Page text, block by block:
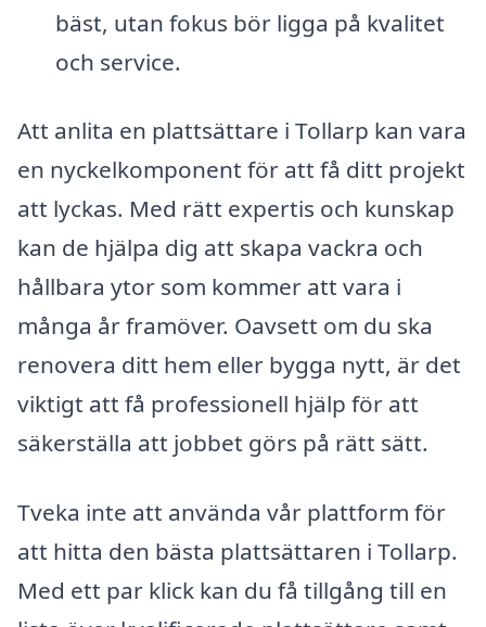
bäst, utan fokus bör ligga på kvalitet
och service.
Att anlita en plattsättare i Tollarp kan vara
en nyckelkomponent för att få ditt projekt
att lyckas. Med rätt expertis och kunskap
kan de hjälpa dig att skapa vackra och
hållbara ytor som kommer att vara i
många år framöver. Oavsett om du ska
renovera ditt hem eller bygga nytt, är det
viktigt att få professionell hjälp för att
säkerställa att jobbet görs på rätt sätt.
Tveka inte att använda vår plattform för
att hitta den bästa plattsättaren i Tollarp.
Med ett par klick kan du få tillgång till en